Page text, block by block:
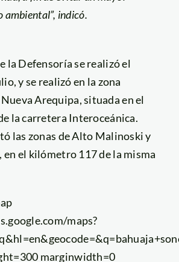
ambiental”, indicó.
la Defensoría se realizó el
y se realizó en la zona
Arequipa, situada en el
la carretera Interoceánica.
las zonas de Alto Malinoski y
el kilómetro 117 de la misma
maps?
marginwidth=0